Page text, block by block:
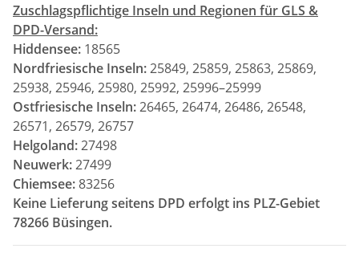
Zuschlagspflichtige Inseln und Regionen für GLS &
DPD-Versand:
Hiddensee: 18565
Nordfriesische Inseln:25849, 25859, 25863, 25869,
25938, 25946, 25980, 25992, 25996–25999
Ostfriesische Inseln:26465, 26474, 26486, 26548,
26571, 26579, 26757
Helgoland:27498
Neuwerk:27499
Chiemsee:83256
Keine Lieferung seitens DPD erfolgt ins PLZ-Gebiet
78266 Büsingen.